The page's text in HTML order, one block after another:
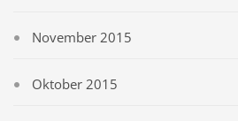
November 2015
Oktober 2015